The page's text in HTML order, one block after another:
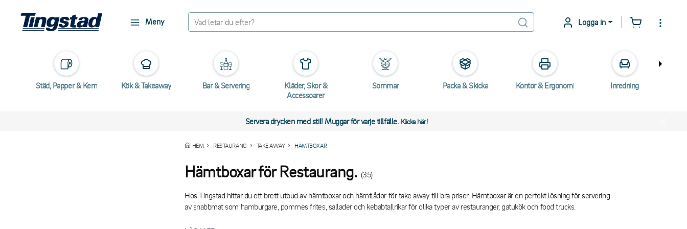
Meny Logga in
Städ, Papper & Kem Kök & Takeaway Bar & Servering
Kläder, Skor &
Accessoarer
Sommar Packa & Skicka Kontor & Ergonomi Inredning
Servera drycken med stil! Muggar för varje tillfälle. Klicka här!
HEM RESTAURANG TAKE AWAY HÄMTBOXAR
Hämtboxar för Restaurang. (35)
Hos Tingstad hittar du ett brett utbud av hämtboxar och hämtlådor för take away till bra priser. Hämtboxar är en perfekt lösning för servering
av snabbmat som hamburgare, pommes frites, sallader och kebabtallrikar för olika typer av restauranger, gatukök och food trucks.